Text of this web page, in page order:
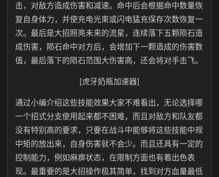
击，对敌方造成伤害和减速。命中后会根据命中数量恢
复自身体力，并使充电光束或闪电猛充保存次数恢复一
次。最后是大招照亮未来的流星，连续落下五颗陨石造
成伤害，陨石命中对方后，会增加下一颗造成的伤害数
值，最后落下的陨石范围大伤害高，还会将对手击飞。
[虎牙奶瓶加速器]
通过小编介绍这些技能效果大家不难看出，无论选择哪
一个招式分支使用起来都不困难，而且对敌方和队友都
没有特别高的要求，只要在战斗中能够将这些技能中规
中矩的放出来，自身伤害就不会少。而且还具有一定的
控制能力，例如麻痹状态，在限制方面也有着出色表
现。最重要的是大招操作极其简单，找到对方血量最低